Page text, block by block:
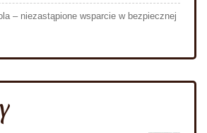
– niezastąpione wsparcie w bezpiecznej